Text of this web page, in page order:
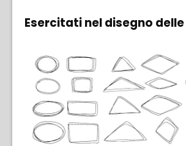
Esercitati nel disegno